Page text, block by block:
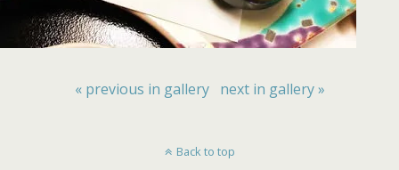
« previous in gallery next in gallery »
Back to top